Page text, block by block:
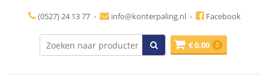
(0527) 24 13 77 - info@konterpaling.nl - Facebook
€0,00 0